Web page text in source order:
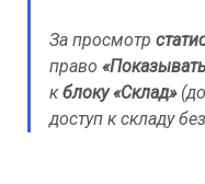
За просмотр
право «
кблоку «Склад»
доступ к складу